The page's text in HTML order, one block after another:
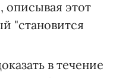
описывая этот
"становится
в течение